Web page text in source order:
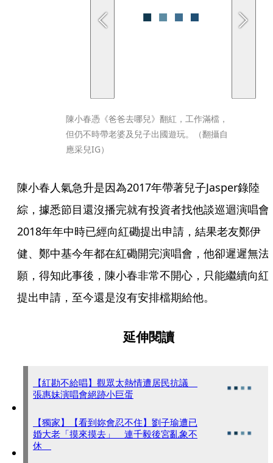
陳小春憑《爸爸去哪兒》翻紅，工作滿檔，
但仍不時帶老婆及兒子出國遊玩。（翻攝自
應采兒IG）
陳小春人氣急升是因為2017年帶著兒子Jasper錄陸
綜，據悉節目還沒播完就有投資者找他談巡迴演唱會
2018年年中時已經向紅磡提出申請，結果老友鄭伊
健、鄭中基今年都在紅磡開完演唱會，他卻遲遲無法
願，得知此事後，陳小春非常不開心，只能繼續向紅
提出申請，至今還是沒有安排檔期給他。
延伸閱讀
【紅勘不給唱】觀眾太熱情遭居民抗議
張惠妹演唱會絕跡小巨蛋
【獨家】【看到妳會忍不住】劉子瑜遭已
婚大老「摸來摸去」 連千毅後宮亂象不
休